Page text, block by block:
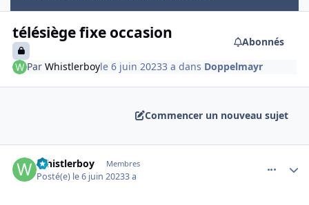
télésiège fixe occasion
Abonnés
ParWhistlerboyle 6 juin 20233 a dans Doppelmayr
Commencer un nouveau sujet
Whistlerboy Membres
Posté(e) le 6 juin 20233 a